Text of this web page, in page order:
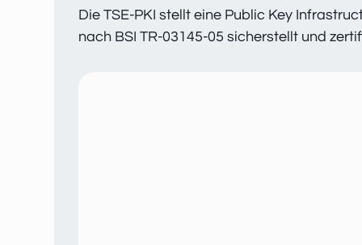
Die TSE-PKI stellt eine Public Key
nach BSI TR-03145-05 sicherstellt und